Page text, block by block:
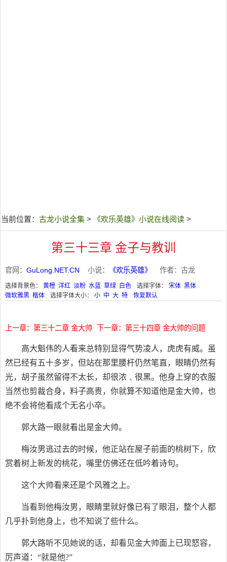
当前位置： 古龙小说全集 > 《欢乐英雄》小说在线阅读 >
第三十三章 金子与教训
官网： GuLong.NET.CN 小说： 《欢乐英雄》 作者：古龙
选择背景色： 黄橙 洋红 淡粉 水蓝 草绿 白色 选择字体： 宋体 黑体
微软雅黑 楷体 选择字体大小： 小 中 大 特 恢复默认
上一章：第三十二章 金大帅 下一章：第三十四章 金大帅的问题
高大魁伟的人看来总特别显得气势凌人，虎虎有威。虽
然已经有五十多岁，但站在那里腰杆仍然笔直，眼睛仍然有
光，胡子虽然留得不太长，却很浓﹑很黑。他身上穿的衣服
当然也剪裁合身，料子高贵，你就算不知道他是金大帅，也
绝不会将他看成个无名小卒。
郭大路一眼就看出是金大帅。
梅汝男逃过去的时候，他正站在屋子前面的桃树下，欣
赏着树上新发的桃花，嘴里仿佛还在低吟着诗句。
这个大帅看来还是个风雅之上。
当看到他梅汝男，眼睛里就好像已有了眼泪，整个人都
几乎扑到他身上，也不知说了些什么。
郭大路听不见她说的话，却看见金大帅面上已现怒容，
厉声道：“就是他?”